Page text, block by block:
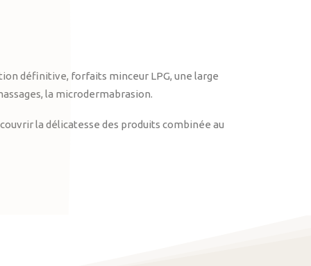
définitive, forfaits minceur LPG, une large
la microdermabrasion.
la délicatesse des produits combinée au